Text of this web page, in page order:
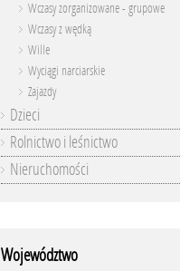
Wczasy zorganizowane - grupowe
Wczasy z wędką
Wille
Wyciągi narciarskie
Zajazdy
Dzieci
Rolnictwo i leśnictwo
Nieruchomości
Województwo